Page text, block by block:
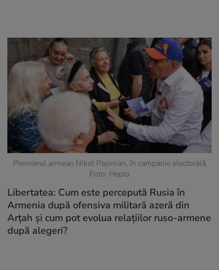
Premierul armean Nikol Pașinian, în campanie electorală
Foto: Hepta
Libertatea: Cum este percepută Rusia în
Armenia după ofensiva militară azeră din
Arțah și cum pot evolua relațiilor ruso-armene
după alegeri?